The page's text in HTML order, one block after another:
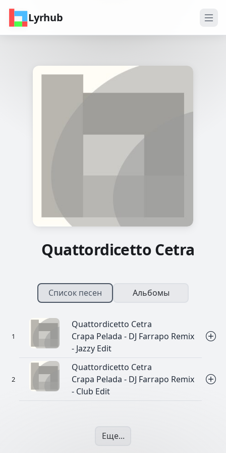
Lyrhub
Quattordicetto Cetra
Список песен Альбомы
Quattordicetto Cetra
Crapa Pelada - DJ Farrapo Remix
- Jazzy Edit
Quattordicetto Cetra
Crapa Pelada - DJ Farrapo Remix
- Club Edit
Еще...